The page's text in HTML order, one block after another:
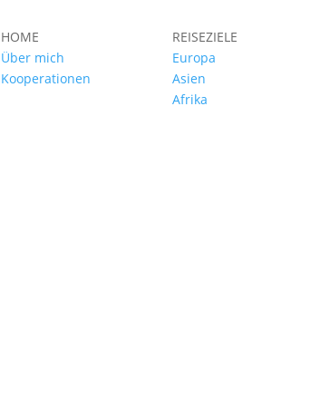
HOME
Über mich
Kooperationen
REISEZIELE
Europa
Asien
Afrika